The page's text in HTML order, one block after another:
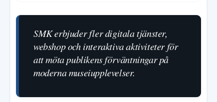
SMK erbjuder fler digitala tjänster,
webshop och interaktiva aktiviteter för
att möta publikens förväntningar på
moderna museiupplevelser.